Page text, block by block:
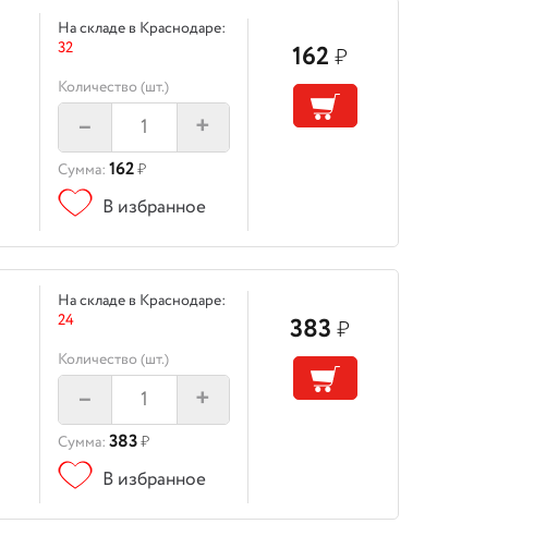
На складе в Краснодаре:
32
Количество (шт.)
– +
Сумма: 162₽
В избранное
162₽
На складе в Краснодаре:
24
Количество (шт.)
– +
Сумма: 383₽
В избранное
383₽